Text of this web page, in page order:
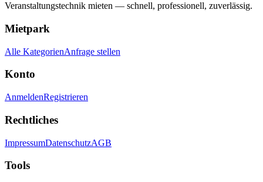
Veranstaltungstechnik mieten — schnell, professionell, zuverlässig.
Mietpark
Alle KategorienAnfrage stellen
Konto
AnmeldenRegistrieren
Rechtliches
ImpressumDatenschutzAGB
Tools